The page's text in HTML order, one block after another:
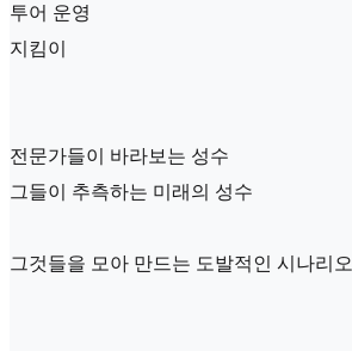
투어 운영
지킴이
전문가들이 바라보는 성수
그들이 추측하는 미래의 성수
그것들을 모아 만드는 도발적인 시나리오